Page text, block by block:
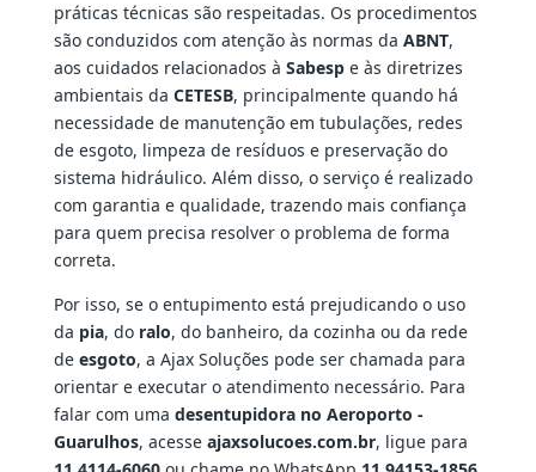
práticas técnicas são respeitadas. Os procedimentos
são conduzidos com atenção às normas da ABNT,
aos cuidados relacionados à Sabespe às diretrizes
ambientais da CETESB, principalmente quando há
necessidade de manutenção em tubulações, redes
de esgoto, limpeza de resíduos e preservação do
sistema hidráulico. Além disso, o serviço é realizado
com garantia e qualidade, trazendo mais confiança
para quem precisa resolver o problema de forma
correta.
Por isso, se o entupimento está prejudicando o uso
da pia, do ralo, do banheiro, da cozinha ou da rede
de esgoto, a Ajax Soluções pode ser chamada para
orientar e executar o atendimento necessário. Para
falar com uma desentupidora no Aeroporto -
Guarulhos, acesse ajaxsolucoes.com.br, ligue para